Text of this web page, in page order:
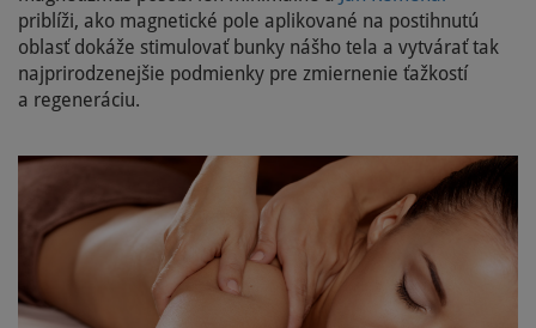
priblíži, ako magnetické pole aplikované na postihnutú
oblasť dokáže stimulovať bunky nášho tela a vytvárať tak
najprirodzenejšie podmienky pre zmiernenie ťažkostí
a regeneráciu.